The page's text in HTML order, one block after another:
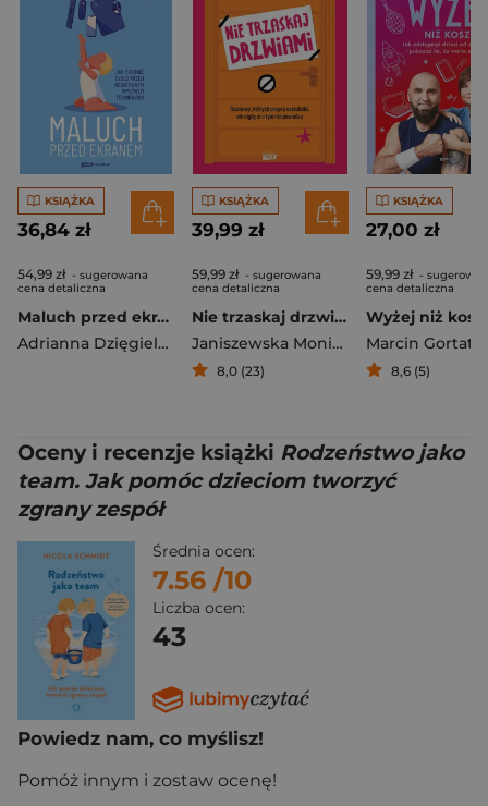
KSIĄŻKA
36,84 zł
54,99 zł - sugerowana
cena detaliczna
Maluch przed ekranem. Jak chronić dzieci przed negatywnym wpływem technologii
Adrianna Dzięgielewska
KSIĄŻKA
39,99 zł
59,99 zł - sugerowana
cena detaliczna
Nie trzaskaj drzwiami. Rozmowy, których pragną nastolatki, ale nigdy ci o tym nie powiedzą
Janiszewska Monika
Korolczuk
8,0 (23)
KSIĄŻKA
27,00 zł
59,99 zł -
cena detaliczna
Marcin Gortat
8,6 (5)
Oceny i recenzje książki Rodzeństwo jako
team. Jak pomóc dzieciom tworzyć
zgrany zespół
Średnia ocen:
7.56 /10
Liczba ocen:
43
Powiedz nam, co myślisz!
Pomóż innym i zostaw ocenę!